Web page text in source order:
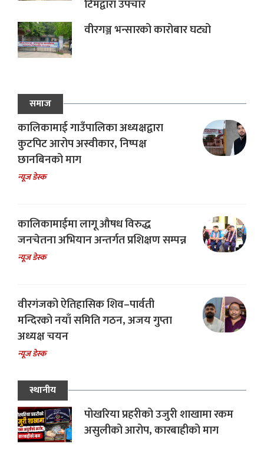
टिमद्वारा उपचार
वीरगञ्ज भन्सारको कारोबार घट्यो
समाज
कालिकामाई गाउँपालिका अध्यक्षद्वारा
कुटपिट आरोप अस्वीकार, निष्पक्ष
छानबिनको माग
न्यूज डेस्क
कालिकामाईमा लागू औषध विरुद्ध
जनचेतना अभियान अन्तर्गत प्रशिक्षण सम्पन्न
न्यूज डेस्क
वीरगंजको ऐतिहासिक शिव–पार्वती
मन्दिरको नयाँ समिति गठन, अजय गुप्ता
अध्यक्ष चयन
न्यूज डेस्क
स्थानीय
पोखरिया प्रहरीको उजुरी शाखामा रकम
असुलीको आरोप, कारबाहीको माग